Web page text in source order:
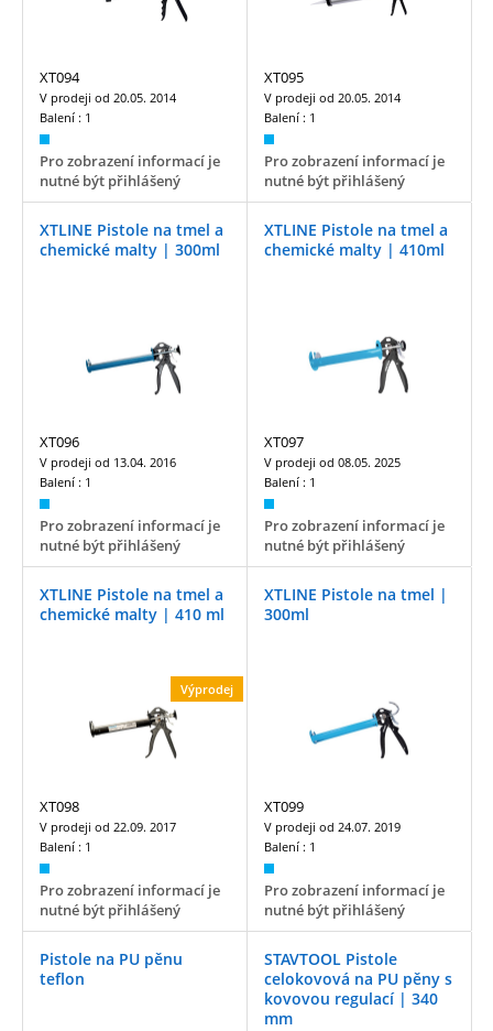
XT094
V prodeji od 20.05. 2014
Balení : 1
Pro zobrazení informací je
nutné být přihlášený
XT095
V prodeji od 20.05. 2014
Balení : 1
Pro zobrazení informací je
nutné být přihlášený
XTLINE Pistole na tmel a
chemické malty | 300ml
XT096
V prodeji od 13.04. 2016
Balení : 1
Pro zobrazení informací je
nutné být přihlášený
XTLINE Pistole na tmel a
chemické malty | 410ml
XT097
V prodeji od 08.05. 2025
Balení : 1
Pro zobrazení informací je
nutné být přihlášený
XTLINE Pistole na tmel a
chemické malty | 410 ml
Výprodej
XT098
V prodeji od 22.09. 2017
Balení : 1
Pro zobrazení informací je
nutné být přihlášený
XTLINE Pistole na tmel |
300ml
XT099
V prodeji od 24.07. 2019
Balení : 1
Pro zobrazení informací je
nutné být přihlášený
Pistole na PU pěnu
teflon
STAVTOOL Pistole
celokovová na PU pěny s
kovovou regulací | 340
mm